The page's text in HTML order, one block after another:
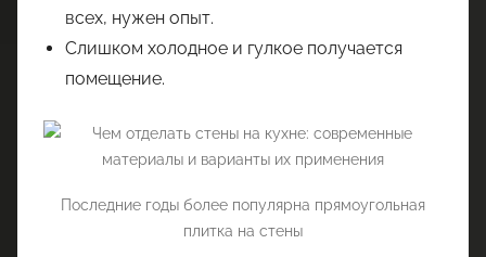
всех, нужен опыт.
Слишком холодное и гулкое получается
помещение.
Последние годы более популярна прямоугольная
плитка на стены